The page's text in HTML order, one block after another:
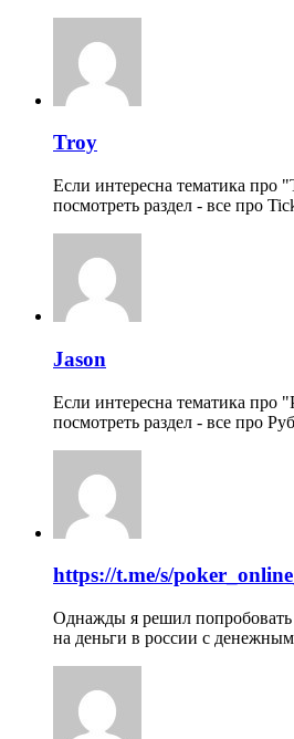
Troy
Если интересна тематика про
посмотреть раздел - все про
Jason
Если интересна тематика про
посмотреть раздел - все про
https://t.me/s/
Однажды я решил попробовать
на деньги в россии с